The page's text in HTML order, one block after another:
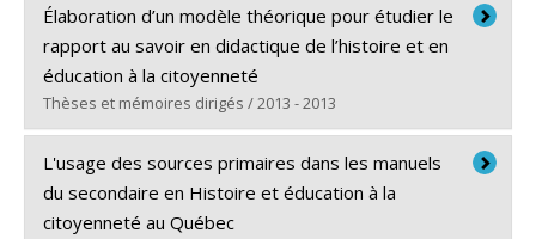
Commémorer une histoire, des histoires ». Gatineau,
Québec, Canada.
Éthier, M.-A. et D. Lefrançois (2018, octobre).
Assassins’ Creed : la fiction historique en classe d’histoire
québécoise pour l’enseignement en univers social
(AQEUS), « Diversité et identité : Commémorer une
Diplômé(e) :Boutonnet, Vincent
Cycle :Doctorat
Diplôme obtenu :Ph. D.
Lien vers le document dans Papyrus
Élaboration d’un modèle théorique pour étudier le
rapport au savoir en didactique de l’histoire et en
éducation à la citoyenneté
Thèses et mémoires dirigés / 2013 - 2013
Diplômé(e) :Leblanc, Jessica
Cycle :Maîtrise
Diplôme obtenu :M.A.
L'usage des sources primaires dans les manuels
du secondaire en Histoire et éducation à la
citoyenneté au Québec